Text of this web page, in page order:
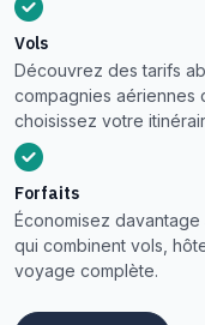
Vols
Découvrez des tarifs
compagnies aériennes
choisissez votre
Forfaits
Économisez
qui combinent vols,
voyage complète.